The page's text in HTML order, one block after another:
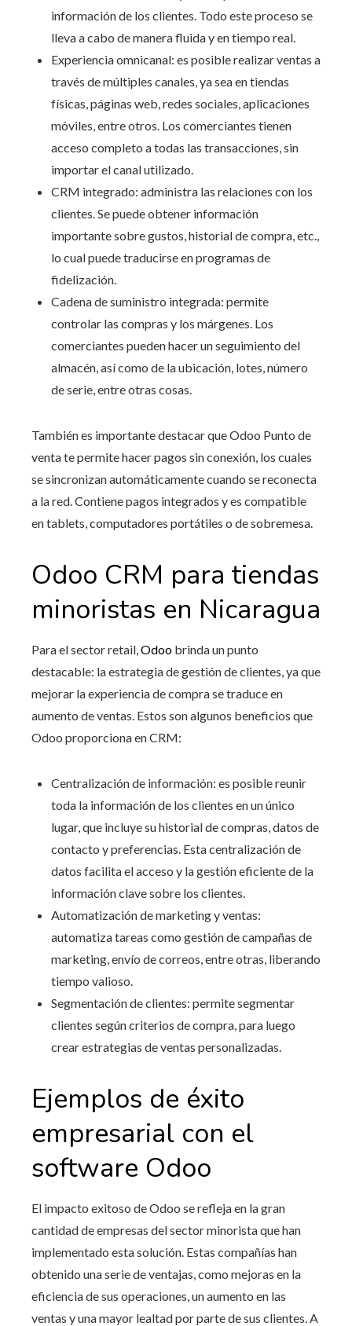
información de los clientes. Todo este proceso se
lleva a cabo de manera fluida y en tiempo real.
Experiencia omnicanal: es posible realizar ventas a
través de múltiples canales, ya sea en tiendas
físicas, páginas web, redes sociales, aplicaciones
móviles, entre otros. Los comerciantes tienen
acceso completo a todas las transacciones, sin
importar el canal utilizado.
CRM integrado: administra las relaciones con los
clientes. Se puede obtener información
importante sobre gustos, historial de compra, etc.,
lo cual puede traducirse en programas de
fidelización.
Cadena de suministro integrada: permite
controlar las compras y los márgenes. Los
comerciantes pueden hacer un seguimiento del
almacén, así como de la ubicación, lotes, número
de serie, entre otras cosas.
También es importante destacar que Odoo Punto de
venta te permite hacer pagos sin conexión, los cuales
se sincronizan automáticamente cuando se reconecta
a la red. Contiene pagos integrados y es compatible
en tablets, computadores portátiles o de sobremesa.
Odoo CRM para tiendas
minoristas en Nicaragua
Para el sector retail,Odoo brinda un punto
destacable: la estrategia de gestión de clientes, ya que
mejorar la experiencia de compra se traduce en
aumento de ventas. Estos son algunos beneficios que
Odoo proporciona en CRM:
Centralización de información: es posible reunir
toda la información de los clientes en un único
lugar, que incluye su historial de compras, datos de
contacto y preferencias. Esta centralización de
datos facilita el acceso y la gestión eficiente de la
información clave sobre los clientes.
Automatización de marketing y ventas:
automatiza tareas como gestión de campañas de
marketing, envío de correos, entre otras, liberando
tiempo valioso.
Segmentación de clientes: permite segmentar
clientes según criterios de compra, para luego
crear estrategias de ventas personalizadas.
Ejemplos de éxito
empresarial con el
software Odoo
El impacto exitoso de Odoo se refleja en la gran
cantidad de empresas del sector minorista que han
implementado esta solución. Estas compañías han
obtenido una serie de ventajas, como mejoras en la
eficiencia de sus operaciones, un aumento en las
ventas y una mayor lealtad por parte de sus clientes. A